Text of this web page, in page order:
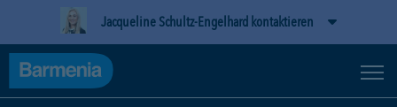
Jacqueline Schultz-Engelhard kontaktieren